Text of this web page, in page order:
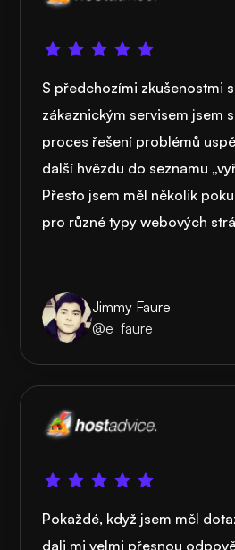
S předchozími zkušenostmi
zákaznickým servisem jsem
proces řešení problémů
další hvězdu do seznamu
Přesto jsem měl několik
pro různé typy webových
Jimmy Faure
@e_faure
Pokaždé, když jsem měl
dali mi velmi přesnou